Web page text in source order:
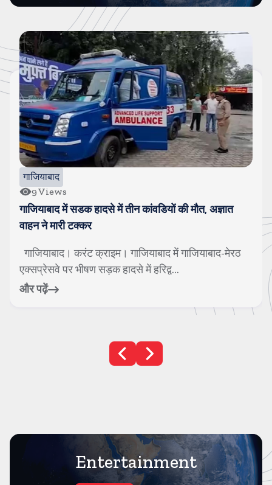
दिल्ली NCR
19
12 साल की बच्ची का शव मिलने से सनसनी, दुष्कर्म का
कप्तान बोले, दोषियों को उसी भाषा में जवाब दिया जाएगा
बुलंदशहर। करंट क्राइम। उत्तर प्रदेश के बुलंदशहर
दिल दहलाने वाली वारदात सामने आई है। ब...
और पढ़ें
Entertainment